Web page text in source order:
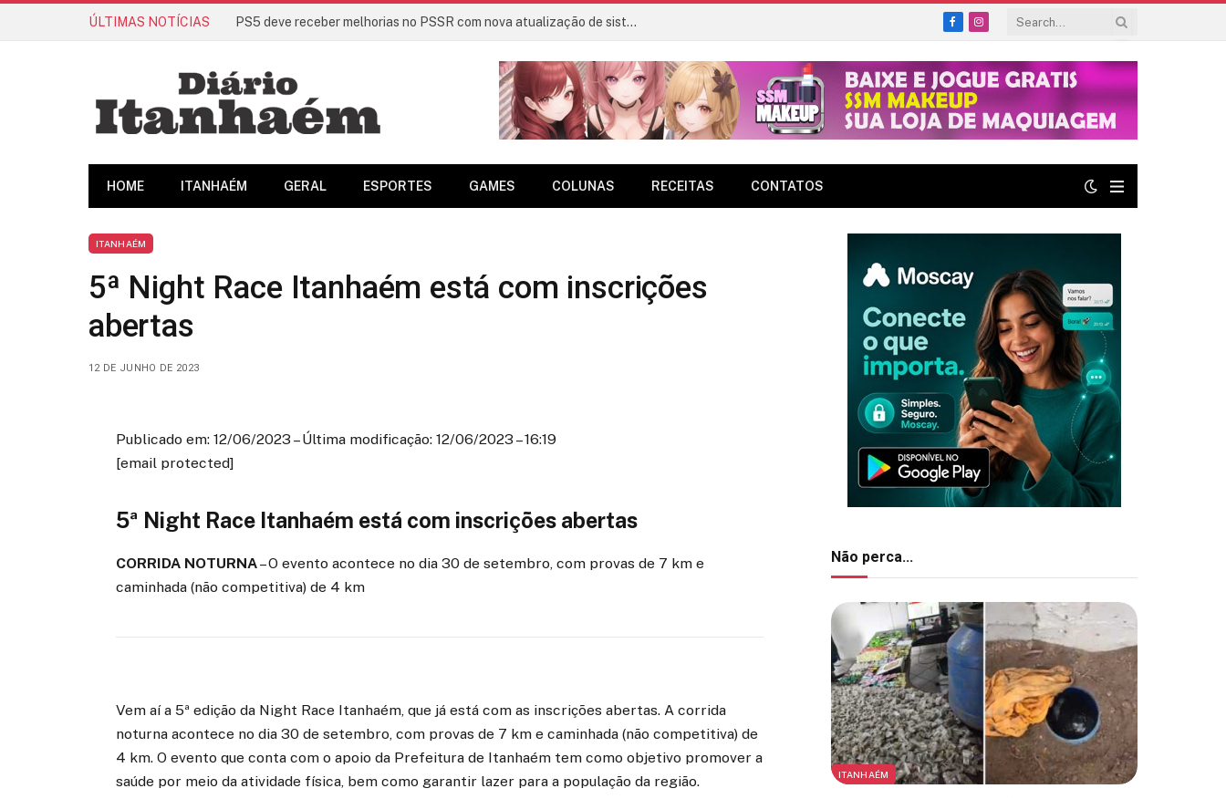
ÚLTIMAS NOTÍCIAS PS5 deve receber melhorias no PSSR com nova atualização de sistema
FacebookInstagram
HOME ITANHAÉM GERAL ESPORTES GAMES COLUNAS RECEITAS CONTATOS
ITANHAÉM
5ª Night Race Itanhaém está com inscrições
abertas
12 DE JUNHO DE 2023
Publicado em: 12/06/2023 – Última modificação: 12/06/2023 – 16:19
[email protected]
5ª Night Race Itanhaém está com inscrições abertas
CORRIDA NOTURNA– O evento acontece no dia 30 de setembro, com provas de 7 km e
caminhada (não competitiva) de 4 km
Vem aí a 5ª edição da Night Race Itanhaém, que já está com as inscrições abertas. A corrida
noturna acontece no dia 30 de setembro, com provas de 7 km e caminhada (não competitiva) de
4 km. O evento que conta com o apoio da Prefeitura de Itanhaém tem como objetivo promover a
saúde por meio da atividade física, bem como garantir lazer para a população da região.
Não perca...
ITANHAÉM